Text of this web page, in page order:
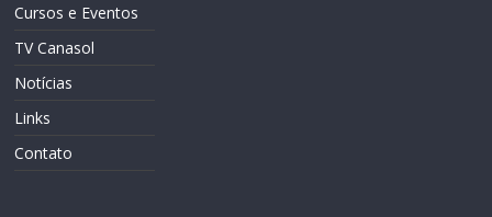
Cursos e Eventos
TV Canasol
Notícias
Links
Contato